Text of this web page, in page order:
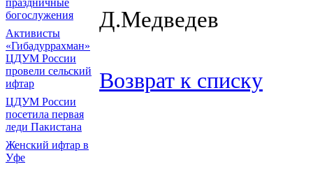
праздничные
богослужения
Активисты
«Гибадуррахман»
ЦДУМ России
провели сельский
ифтар
ЦДУМ России
посетила первая
леди Пакистана
Женский ифтар в
Уфе
Д.Медведев
Возврат к списку